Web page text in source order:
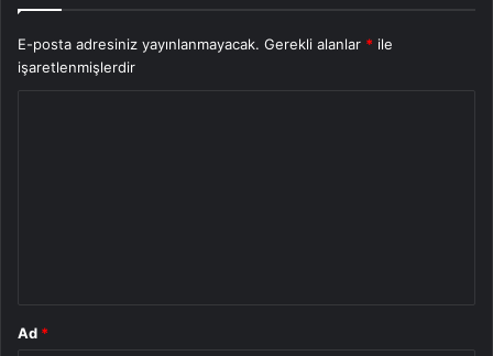
E-posta adresiniz yayınlanmayacak. Gerekli alanlar * ile
işaretlenmişlerdir
Ad *